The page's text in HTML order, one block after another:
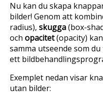
Nu kan du skapa
bilder! Genom att
radius), skugga(box-
och opacitet(opacity)
samma utseende som
ett
Exemplet nedan visar
utan bilder: